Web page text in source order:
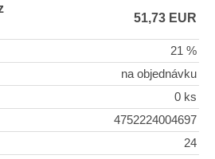
51,73 EUR
21 %
na objednávku
0 ks
4752224004697
24